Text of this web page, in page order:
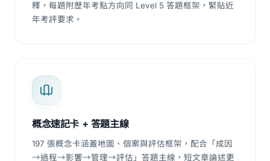
釋，每題附歷年考點方向同 Level 5 答題框架，緊貼近
年考評要求。
概念速記卡 + 答題主線
197 張概念卡涵蓋地圖、個案與評估框架，配合「成因
→過程→影響→管理→評估」答題主線，短文章論述更